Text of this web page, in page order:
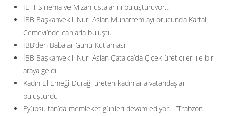
İETT Sinema ve Mizah ustalarını buluşturuyor…
İBB Başkanvekili Nuri Aslan Muharrem ayı orucunda Kartal
Cemevi’nde canlarla buluştu
İBB’den Babalar Günü Kutlaması
İBB Başkanvekili Nuri Aslan Çatalca’da Çiçek üreticileri ile bir
araya geldi
Kadın El Emeği Durağı üreten kadınlarla vatandaşları
buluşturdu
Eyüpsultan’da memleket günleri devam ediyor… ”Trabzon